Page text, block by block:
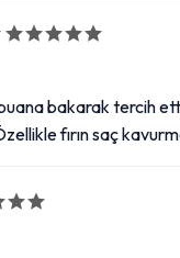
puana bakarak tercih
fırın saç